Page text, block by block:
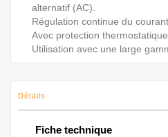
alternatif (AC).
Régulation continue du
Avec protection thermostatique.
Utilisation avec une large
Détails
Fiche technique